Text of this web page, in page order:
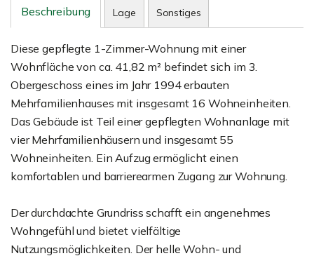
Beschreibung Lage Sonstiges
Diese gepflegte 1-Zimmer-Wohnung mit einer
Wohnfläche von ca. 41,82 m² befindet sich im 3.
Obergeschoss eines im Jahr 1994 erbauten
Mehrfamilienhauses mit insgesamt 16 Wohneinheiten.
Das Gebäude ist Teil einer gepflegten Wohnanlage mit
vier Mehrfamilienhäusern und insgesamt 55
Wohneinheiten. Ein Aufzug ermöglicht einen
komfortablen und barrierearmen Zugang zur Wohnung.
Der durchdachte Grundriss schafft ein angenehmes
Wohngefühl und bietet vielfältige
Nutzungsmöglichkeiten. Der helle Wohn- und